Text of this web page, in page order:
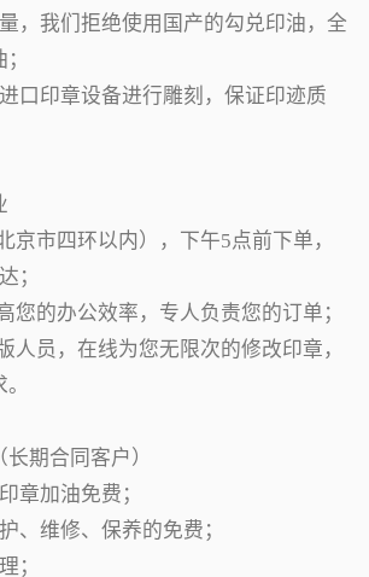
，我们拒绝使用国产的勾兑印油，全
口印章设备进行雕刻，保证印迹质
京市四环以内），下午5点前下单，
；
您的办公效率，专人负责您的订单；
人员，在线为您无限次的修改印章，
期合同客户）
章加油免费；
、维修、保养的免费；
；